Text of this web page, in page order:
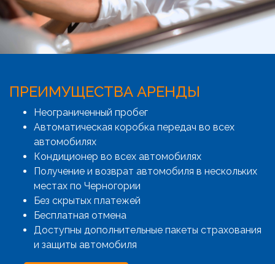
ПРЕИМУЩЕСТВА АРЕНДЫ
Неограниченный пробег
Автоматическая коробка передач во всех
автомобилях
Кондиционер во всех автомобилях
Получение и возврат автомобиля в нескольких
местах по Черногории
Без скрытых платежей
Бесплатная отмена
Доступны дополнительные пакеты страхования
и защиты автомобиля